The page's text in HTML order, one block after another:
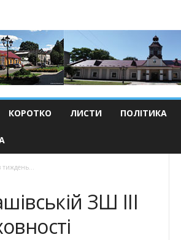
КОРОТКО ЛИСТИ ПОЛІТИКА
тиждень...
ЗШ ІІІ